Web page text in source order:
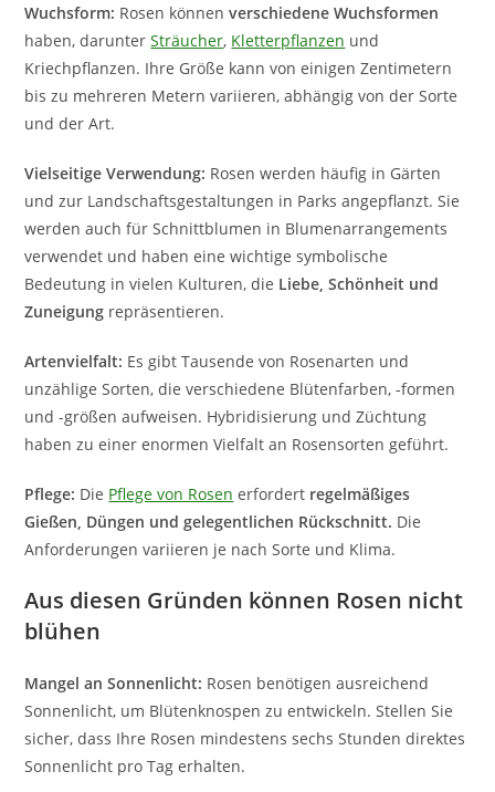
Wuchsform: Rosen könnenverschiedene Wuchsformen
haben, darunterSträucher, Kletterpflanzen und
Kriechpflanzen. Ihre Größe kann von einigen Zentimetern
bis zu mehreren Metern variieren, abhängig von der Sorte
und der Art.
Vielseitige Verwendung: Rosen werden häufig in Gärten
und zur Landschaftsgestaltungen in Parks angepflanzt. Sie
werden auch für Schnittblumen in Blumenarrangements
verwendet und haben eine wichtige symbolische
Bedeutung in vielen Kulturen, die Liebe, Schönheit und
Zuneigung repräsentieren.
Artenvielfalt: Es gibt Tausende von Rosenarten und
unzählige Sorten, die verschiedene Blütenfarben, -formen
und -größen aufweisen. Hybridisierung und Züchtung
haben zu einer enormen Vielfalt an Rosensorten geführt.
Pflege: Die Pflege von Rosen erfordert regelmäßiges
Gießen, Düngen und gelegentlichen Rückschnitt. Die
Anforderungen variieren je nach Sorte und Klima.
Aus diesen Gründen können Rosen nicht
blühen
Mangel an Sonnenlicht: Rosen benötigen ausreichend
Sonnenlicht, um Blütenknospen zu entwickeln. Stellen Sie
sicher, dass Ihre Rosen mindestens sechs Stunden direktes
Sonnenlicht pro Tag erhalten.